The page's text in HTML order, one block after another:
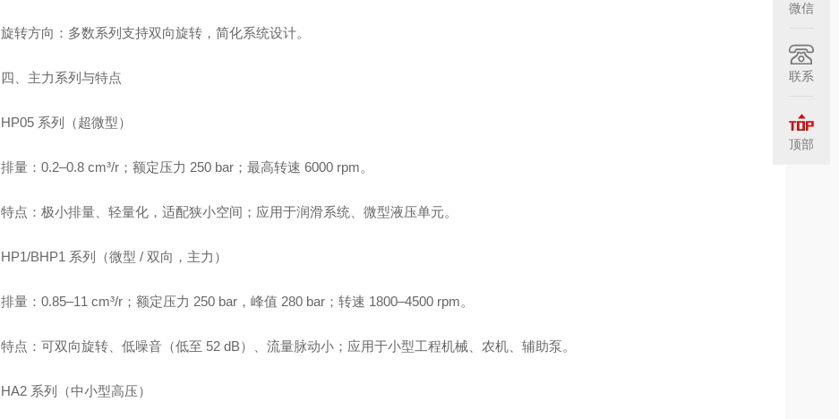
旋转方向：多数系列支持双向旋转，简化系统设计。
四、主力系列与特点
HP05 系列（超微型）
排量：0.2–0.8 cm³/r；额定压力 250 bar；最高转速 6000 rpm。
特点：极小排量、轻量化，适配狭小空间；应用于润滑系统、微型液压单元。
HP1/BHP1 系列（微型 / 双向，主力）
排量：0.85–11 cm³/r；额定压力 250 bar，峰值 280 bar；转速 1800–4500 rpm。
特点：可双向旋转、低噪音（低至 52 dB）、流量脉动小；应用于小型工程机械、农机、辅助泵。
HA2 系列（中小型高压）
微信
联系
顶部